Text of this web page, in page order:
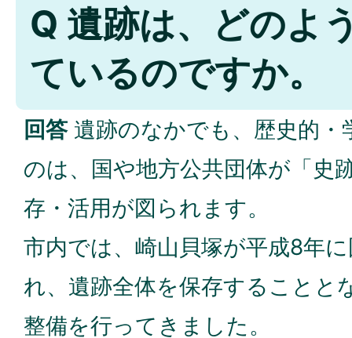
Q 遺跡は、どのよ
ているのですか。
回答遺跡のなかでも、歴史的・
のは、国や地方公共団体が「史
存・活用が図られます。
市内では、崎山貝塚が平成8年
れ、遺跡全体を保存することと
整備を行ってきました。